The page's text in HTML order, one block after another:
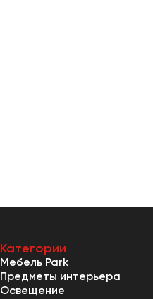
Категории
Мебель Park
Предметы интерьера
Освещение